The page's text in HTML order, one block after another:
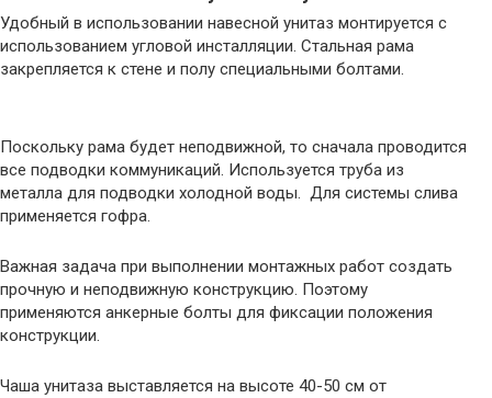
Удобный в использовании навесной унитаз монтируется с
использованием угловой инсталляции. Стальная рама
закрепляется к стене и полу специальными болтами.
Поскольку рама будет неподвижной, то сначала проводится
все подводки коммуникаций. Используется труба из
металла для подводки холодной воды. Для системы слива
применяется гофра.
Важная задача при выполнении монтажных работ создать
прочную и неподвижную конструкцию. Поэтому
применяются анкерные болты для фиксации положения
конструкции.
Чаша унитаза выставляется на высоте 40-50 см от